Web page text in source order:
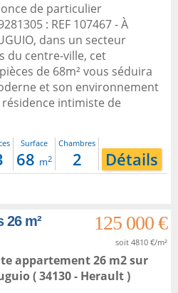
de particulier
: REF 107467 - À
dans un secteur
du centre-ville, cet
de 68m² vous séduira
et son environnement
intimiste de
Surface
68 m2
Chambres
2 Détails
26 m² 125 000 €
soit 4810 €/m²
appartement 26 m2sur
( 34130 - Herault )